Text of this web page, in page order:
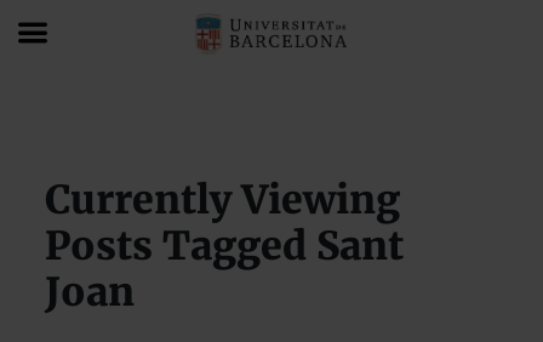
Currently Viewing
Posts Tagged Sant
Joan